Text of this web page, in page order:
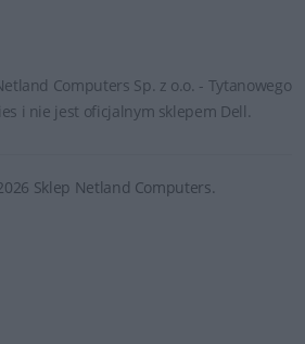
Computers Sp. z o.o. - Tytanowego
i nie jest oficjalnym sklepem Dell.
Sklep Netland Computers.